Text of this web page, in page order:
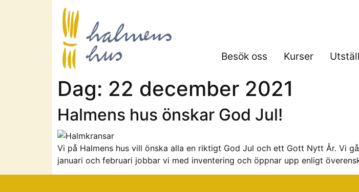
Besök oss Kurser
Dag: 22 december 2021
Halmens hus önskar God Jul!
Vi på Halmens hus vill önska alla en riktigt God Jul och ett Gott Nytt År. Vi
januari och februari jobbar vi med inventering och öppnar upp enligt